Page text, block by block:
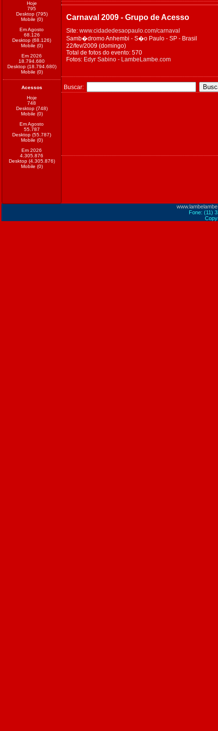
Hoje
795
Desktop (795)
Mobile (0)
Em Agosto
68.126
Desktop (68.126)
Mobile (0)
Em 2026
18.794.680
Desktop (18.794.680)
Mobile (0)
Acessos
Hoje
748
Desktop (748)
Mobile (0)
Em Agosto
55.787
Desktop (55.787)
Mobile (0)
Em 2026
4.305.876
Desktop (4.305.876)
Mobile (0)
Carnaval 2009 - Grupo de Acesso
Site: www.cidadedesaopaulo.com/carnaval
Samb�dromo Anhembi - S�o Paulo - SP - Brasil
22/fev/2009 (domingo)
Total de fotos do evento: 570
Fotos: Edyr Sabino - LambeLambe.com
Buscar:
Fone: (11)